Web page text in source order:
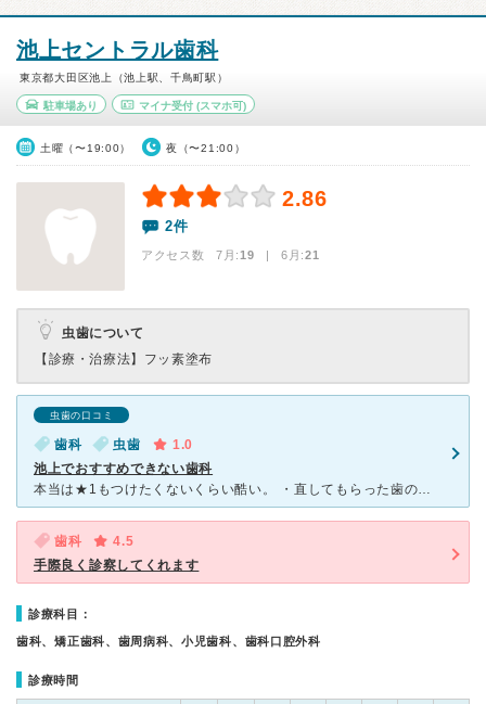
池上セントラル歯科
東京都大田区池上（池上駅、千鳥町駅）
駐車場あり マイナ受付(スマホ可)
土曜（〜19:00） 夜（〜21:00）
2.86
2件
アクセス数 7月:19 | 6月:21
虫歯について
【診療・治療法】 フッ素塗布
虫歯の口コミ
歯科 虫歯
1.0
池上でおすすめできない歯科
本当は★1もつけたくないくらい酷い。 ・直してもらった歯のレジンの高さが合わず、その場で削ってほしいと頼んでも「こんなもんでしょ」「慣れるから」と言われたためそれ以上削ってもらえなかった。他院にて噛
歯科
4.5
手際良く診察してくれます
診療科目：
歯科、矯正歯科、歯周病科、小児歯科、歯科口腔外科
診療時間